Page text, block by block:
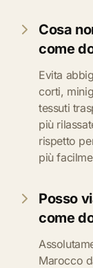
Cosa
come
Evita
corti,
tessuti
più
rispetto
più
Posso
come
Marocco